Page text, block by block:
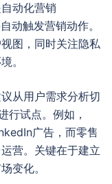
动化营销
动触发营销动作。
图，同时关注隐私
。
从用户需求分析切
行试点。例如，
广告，而零售
营。关键在于建立
变化。